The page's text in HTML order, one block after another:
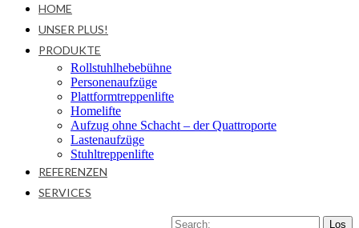
HOME
UNSER PLUS!
PRODUKTE
Rollstuhlhebebühne
Personenaufzüge
Plattformtreppenlifte
Homelifte
Aufzug ohne Schacht – der Quattroporte
Lastenaufzüge
Stuhltreppenlifte
REFERENZEN
SERVICES